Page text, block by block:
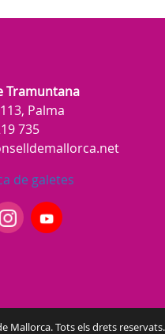
Tramuntana
Palma
735
de galetes
Mallorca. Tots els drets reservats.